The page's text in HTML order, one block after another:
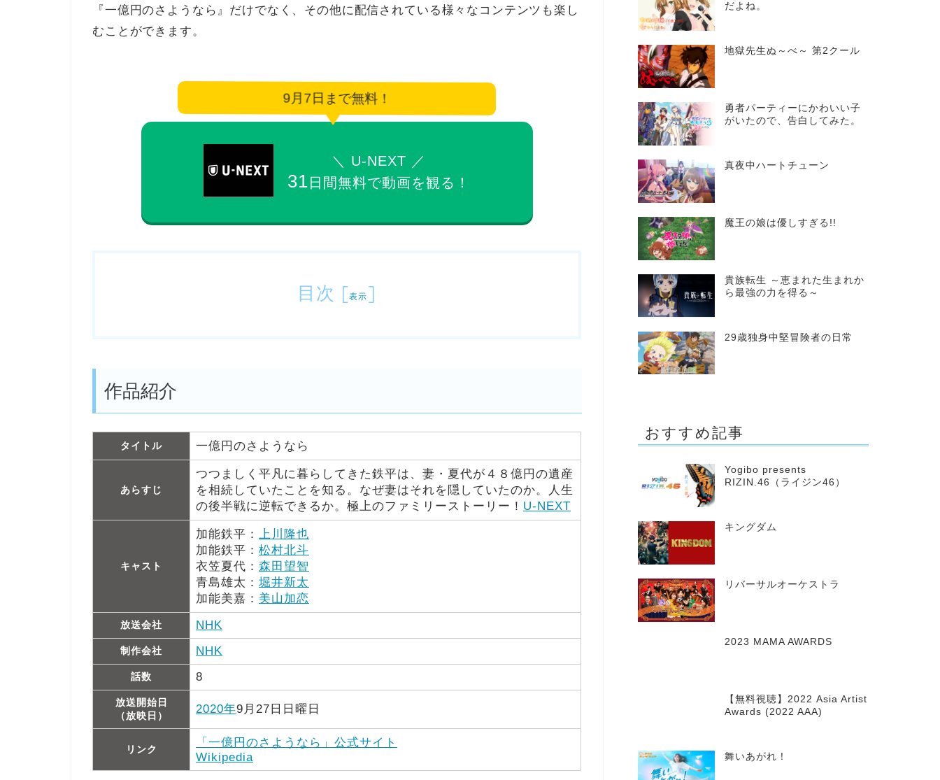
『一億円のさようなら』だけでなく、その他に配信されている様々なコンテンツも楽し
むことができます。
9月7日まで無料！
＼ U-NEXT ／
31 日間無料で動画を観る！
目次 [表示 ]
作品紹介
タイトル 一億円のさようなら
あらすじ
つつましく平凡に暮らしてきた鉄平は、妻・夏代が４８億円の遺産
を相続していたことを知る。なぜ妻はそれを隠していたのか。人生
の後半戦に逆転できるか。極上のファミリーストーリー！ U-NEXT
キャスト
加能鉄平：
上川隆也
加能鉄平： 松村北斗
衣笠夏代： 森田望智
青島雄太： 堀井新太
加能美嘉： 美山加恋
放送会社 NHK
制作会社 NHK
話数 8
放送開始日
（放映日）
2020年9月27日日曜日
リンク
「一億円のさようなら」公式サイト
Wikipedia
だよね。
地獄先生ぬ～べ～ 第2クール
勇者パーティーにかわいい子
がいたので、告白してみた。
真夜中ハートチューン
魔王の娘は優しすぎる!!
貴族転生 ～恵まれた生まれか
ら最強の力を得る～
29歳独身中堅冒険者の日常
おすすめ記事
Yogibo presents
RIZIN.46（ライジン46）
キングダム
リバーサルオーケストラ
2023 MAMA AWARDS
【無料視聴】2022 Asia Artist
Awards (2022 AAA)
舞いあがれ！